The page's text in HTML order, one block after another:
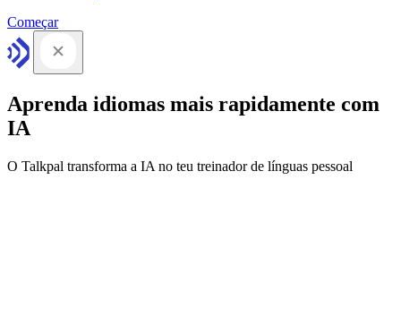
Começar
Aprenda idiomas mais rapidamente com
IA
O Talkpal transforma a IA no teu treinador de línguas pessoal